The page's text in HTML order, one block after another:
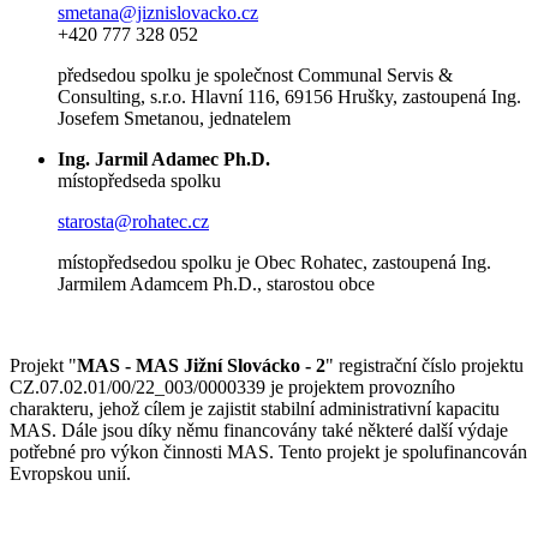
smetana@jiznislovacko.cz
+420 777 328 052
předsedou spolku je společnost Communal Servis &
Consulting, s.r.o. Hlavní 116, 69156 Hrušky, zastoupená Ing.
Josefem Smetanou, jednatelem
Ing. Jarmil Adamec Ph.D.
místopředseda spolku
starosta@rohatec.cz
místopředsedou spolku je Obec Rohatec, zastoupená Ing.
Jarmilem Adamcem Ph.D., starostou obce
Projekt "MAS - MAS Jižní Slovácko - 2" registrační číslo projektu
CZ.07.02.01/00/22_003/0000339 je projektem provozního
charakteru, jehož cílem je zajistit stabilní administrativní kapacitu
MAS. Dále jsou díky němu financovány také některé další výdaje
potřebné pro výkon činnosti MAS. Tento projekt je spolufinancován
Evropskou unií.